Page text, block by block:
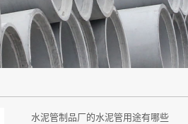
水泥管制品厂的水泥管用途有哪些